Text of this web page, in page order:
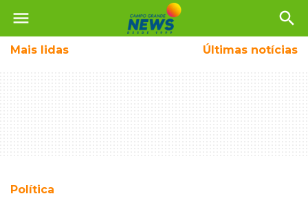
menu search
Mais lidas Últimas notícias
Política